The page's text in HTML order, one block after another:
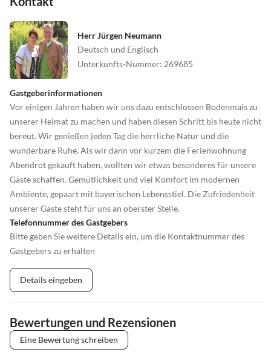
Herr Jürgen Neumann
Deutsch und Englisch
Unterkunfts-Nummer: 269685
Gastgeberinformationen
Vor einigen Jahren haben wir uns dazu entschlossen Bodenmais zu
unserer Heimat zu machen und haben diesen Schritt bis heute nicht
bereut. Wir genießen jeden Tag die herrliche Natur und die
wunderbare Ruhe. Als wir dann vor kurzem die Ferienwohnung
Abendrot gekauft haben, wollten wir etwas besonderes für unsere
Gäste schaffen. Gemütlichkeit und viel Komfort im modernen
Ambiente, gepaart mit bayerischen Lebensstiel. Die Zufriedenheit
unserer Gäste steht für uns an oberster Stelle.
Telefonnummer des Gastgebers
Bitte geben Sie weitere Details ein, um die Kontaktnummer des
Gastgebers zu erhalten
Details eingeben
Bewertungen und Rezensionen
Eine Bewertung schreiben